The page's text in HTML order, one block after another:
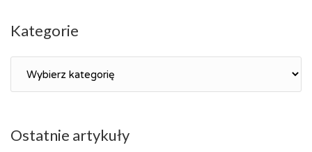
Kategorie
Ostatnie artykuły